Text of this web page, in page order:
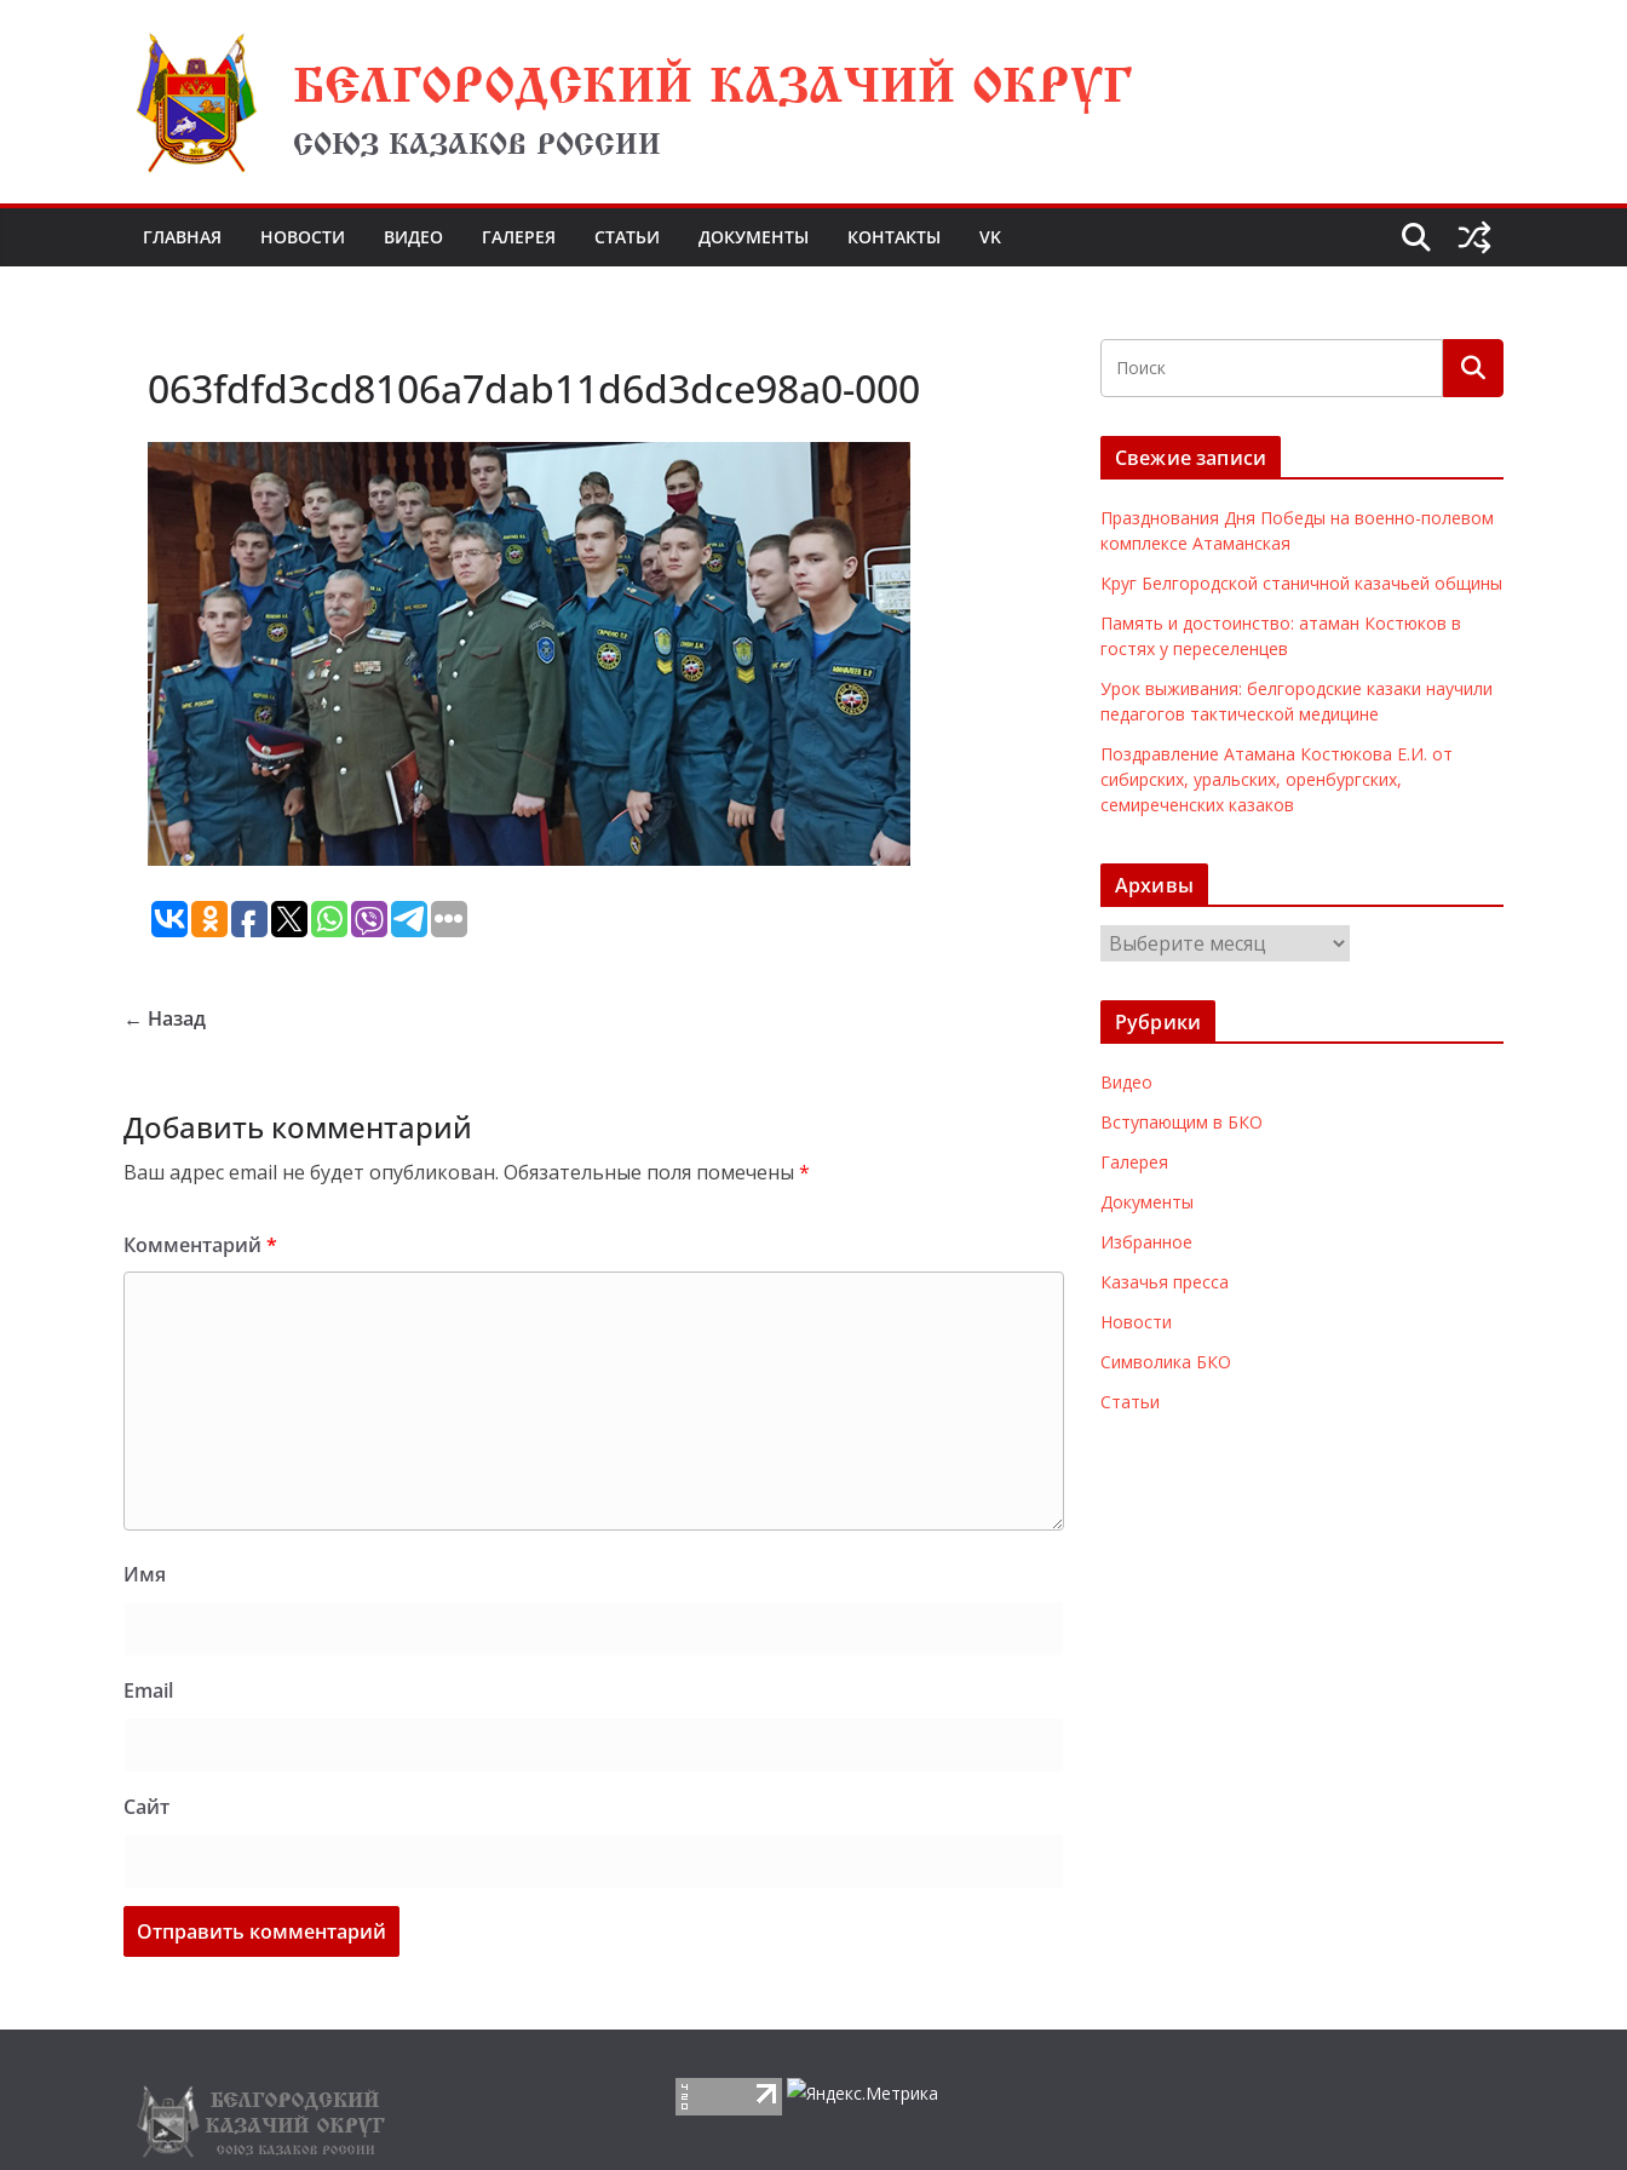
БЕЛГОРОДСКИЙ КАЗАЧИЙ ОКРУГ
СОЮЗ КАЗАКОВ РОССИИ
ГЛАВНАЯ НОВОСТИ ВИДЕО ГАЛЕРЕЯ СТАТЬИ ДОКУМЕНТЫ КОНТАКТЫ VK
063fdfd3cd8106a7dab11d6d3dce98a0-000
← Назад
Добавить комментарий
Ваш адрес email не будет опубликован. Обязательные поля помечены *
Комментарий *
Имя
Email
Сайт
Свежие записи
Празднования Дня Победы на военно-полевом
комплексе Атаманская
Круг Белгородской станичной казачьей общины
Память и достоинство: атаман Костюков в
гостях у переселенцев
Урок выживания: белгородские казаки научили
педагогов тактической медицине
Поздравление Атамана Костюкова Е.И. от
сибирских, уральских, оренбургских,
семиреченских казаков
Архивы
р
х
ы
Рубрики
Видео
Вступающим в БКО
Галерея
Документы
Избранное
Казачья пресса
Новости
Символика БКО
Статьи